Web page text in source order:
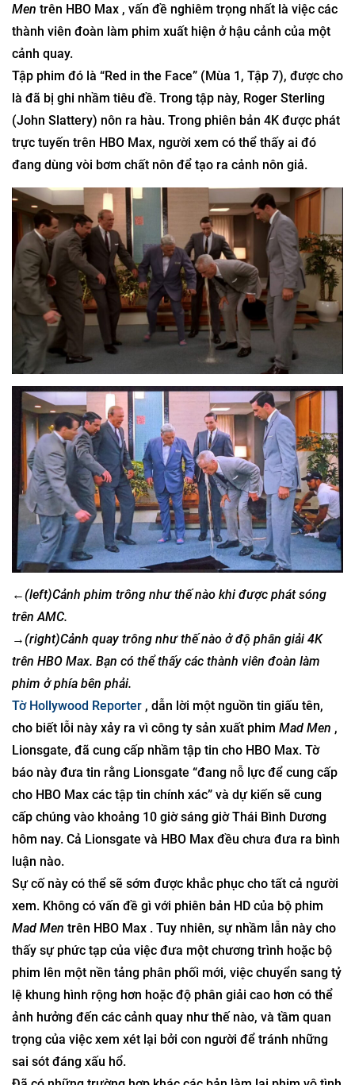
Men trên HBO Max , vấn đề nghiêm trọng nhất là việc các
thành viên đoàn làm phim xuất hiện ở hậu cảnh của một
cảnh quay.
Tập phim đó là “Red in the Face” (Mùa 1, Tập 7), được cho
là đã bị ghi nhầm tiêu đề. Trong tập này, Roger Sterling
(John Slattery) nôn ra hàu. Trong phiên bản 4K được phát
trực tuyến trên HBO Max, người xem có thể thấy ai đó
đang dùng vòi bơm chất nôn để tạo ra cảnh nôn giả.
←(left)Cảnh phim trông như thế nào khi được phát sóng
trên AMC.
→(right)Cảnh quay trông như thế nào ở độ phân giải 4K
trên HBO Max. Bạn có thể thấy các thành viên đoàn làm
phim ở phía bên phải.
Tờ Hollywood Reporter , dẫn lời một nguồn tin giấu tên,
cho biết lỗi này xảy ra vì công ty sản xuất phim Mad Men ,
Lionsgate, đã cung cấp nhầm tập tin cho HBO Max. Tờ
báo này đưa tin rằng Lionsgate “đang nỗ lực để cung cấp
cho HBO Max các tập tin chính xác” và dự kiến ​​sẽ cung
cấp chúng vào khoảng 10 giờ sáng giờ Thái Bình Dương
hôm nay. Cả Lionsgate và HBO Max đều chưa đưa ra bình
luận nào.
Sự cố này có thể sẽ sớm được khắc phục cho tất cả người
xem. Không có vấn đề gì với phiên bản HD của bộ phim
Mad Men trên HBO Max . Tuy nhiên, sự nhầm lẫn này cho
thấy sự phức tạp của việc đưa một chương trình hoặc bộ
phim lên một nền tảng phân phối mới, việc chuyển sang tỷ
lệ khung hình rộng hơn hoặc độ phân giải cao hơn có thể
ảnh hưởng đến các cảnh quay như thế nào, và tầm quan
trọng của việc xem xét lại bởi con người để tránh những
sai sót đáng xấu hổ.